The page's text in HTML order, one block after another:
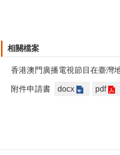
相關檔案
香港澳門廣播電視節目在臺灣
附件申請書 docx pdf